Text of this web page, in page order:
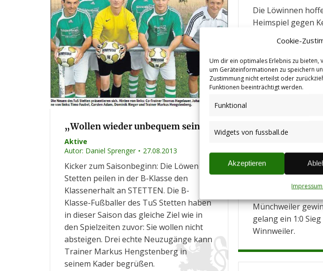
Cookie-
Um dir ein optimales Erlebnis zu bieten,
um Geräteinformationen zu speichern
Zustimmung nicht erteilst oder
Funktionen beeinträchtigt werden.
Funktional
Widgets von fussball.de
Akzeptieren
Die Löwinnen
Heimspiel gegen
die sie anfeuern.
Stetten: Samstag,
18.00 Uhr.
„Wollen wieder unbequem sein“
Aktive
Autor: Daniel Sprenger 27.08.2013
Kicker zum Saisonbeginn: Die Löwen aus
Stetten peilen in der B-Klasse den
Klassenerhalt an STETTEN. Die B-
Klasse-Fußballer des TuS Stetten haben
in dieser Saison das gleiche Ziel wie in
den Spielzeiten zuvor: Sie wollen nicht
absteigen. Drei echte Neuzugänge kann
Trainer Markus Hengstenberg in
seinem Kader begrüßen.
Münchweiler
Autor:Daniel
Nachwuchs
Münchweiler
gelang ein 1:0
Winnweiler.